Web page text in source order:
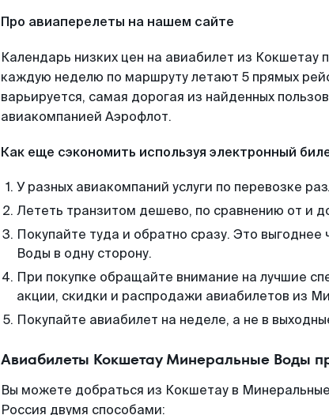
Про авиаперелеты на нашем сайте
Календарь низких цен на авиабилет из Кокшетау
каждую неделю по маршруту летают 5 прямых
варьируется, самая дорогая из найденных
авиакомпанией Аэрофлот.
Как еще сэкономить используя электронный
У разных авиакомпаний услуги по перевозке
Лететь транзитом дешево, по сравнению от и
Покупайте туда и обратно сразу. Это
Воды в одну сторону.
При покупке обращайте внимание на лучшие
акции, скидки и распродажи авиабилетов из
Покупайте авиабилет на неделе, а не в
Авиабилеты Кокшетау Минеральные Воды
Вы можете добраться из Кокшетау в
Россия двумя способами: